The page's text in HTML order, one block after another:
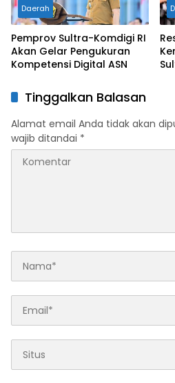
Daerah
Pemprov Sultra-Komdigi RI
Akan Gelar Pengukuran
Kompetensi Digital ASN
Tinggalkan Balasan
Alamat email Anda tidak akan
wajib ditandai *